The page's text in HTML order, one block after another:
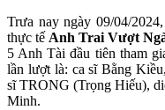
Trưa nay ngày 09/04/
thực tế Anh Trai Vượt
5 Anh Tài đầu tiên tham
lần lượt là: ca sĩ Bằng
sĩ TRONG (Trọng Hiếu),
Minh.